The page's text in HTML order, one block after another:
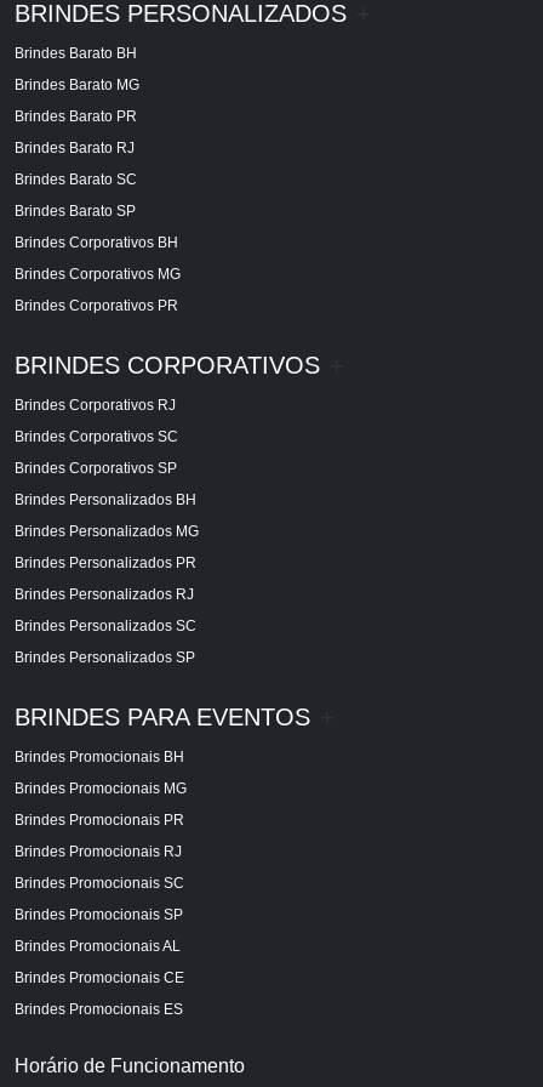
BRINDES PERSONALIZADOS
Brindes Barato BH
Brindes Barato MG
Brindes Barato PR
Brindes Barato RJ
Brindes Barato SC
Brindes Barato SP
Brindes Corporativos BH
Brindes Corporativos MG
Brindes Corporativos PR
BRINDES CORPORATIVOS
Brindes Corporativos RJ
Brindes Corporativos SC
Brindes Corporativos SP
Brindes Personalizados BH
Brindes Personalizados MG
Brindes Personalizados PR
Brindes Personalizados RJ
Brindes Personalizados SC
Brindes Personalizados SP
BRINDES PARA EVENTOS
Brindes Promocionais BH
Brindes Promocionais MG
Brindes Promocionais PR
Brindes Promocionais RJ
Brindes Promocionais SC
Brindes Promocionais SP
Brindes Promocionais AL
Brindes Promocionais CE
Brindes Promocionais ES
Horário de Funcionamento